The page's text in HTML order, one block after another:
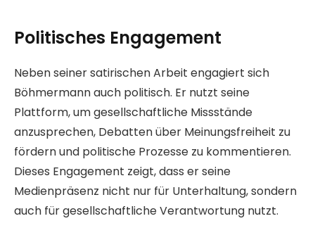
Politisches Engagement
Neben seiner satirischen Arbeit engagiert sich
Böhmermann auch politisch. Er nutzt seine
Plattform, um gesellschaftliche Missstände
anzusprechen, Debatten über Meinungsfreiheit zu
fördern und politische Prozesse zu kommentieren.
Dieses Engagement zeigt, dass er seine
Medienpräsenz nicht nur für Unterhaltung, sondern
auch für gesellschaftliche Verantwortung nutzt.